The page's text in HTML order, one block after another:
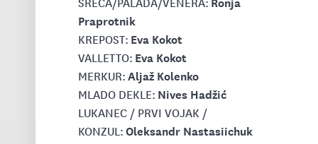
Praprotnik
KREPOST: Eva Kokot
VALLETTO: Eva Kokot
MERKUR:Aljaž Kolenko
MLADO DEKLE: Nives Hadžić
LUKANEC / PRVI VOJAK /
KONZUL:Oleksandr Nastasiichuk